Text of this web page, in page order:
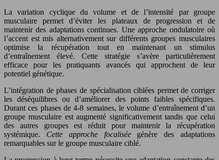
La variation cyclique du volume et de l’intensité par groupe
musculaire permet d’éviter les plateaux de progression et de
maintenir des adaptations continues. Une approche ondulatoire où
l’accent est mis alternativement sur différents groupes musculaires
optimise la récupération tout en maintenant un stimulus
d’entraînement élevé. Cette stratégie s’avère particulièrement
efficace pour les pratiquants avancés qui approchent de leur
potentiel génétique.
L’intégration de phases de spécialisation ciblées permet de corriger
les déséquilibres ou d’améliorer des points faibles spécifiques.
Durant ces phases de 4-8 semaines, le volume d’entraînement d’un
groupe musculaire est augmenté significativement tandis que celui
des autres groupes est réduit pour maintenir la récupération
systémique. Cette approche focaliséegénère des adaptations
remarquables sur le groupe musculaire ciblé.